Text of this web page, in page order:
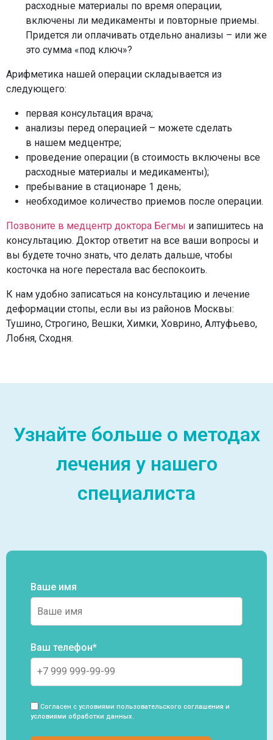
расходные материалы по время операции,
включены ли медикаменты и повторные приемы.
Придется ли оплачивать отдельно анализы – или же
это сумма «под ключ»?
Арифметика нашей операции складывается из
следующего:
первая консультация врача;
анализы перед операцией – можете сделать
в нашем медцентре;
проведение операции (в стоимость включены все
расходные материалы и медикаменты);
пребывание в стационаре 1 день;
необходимое количество приемов после операции.
Позвоните в медцентр доктора Бегмы и запишитесь на
консультацию. Доктор ответит на все ваши вопросы и
вы будете точно знать, что делать дальше, чтобы
косточка на ноге перестала вас беспокоить.
К нам удобно записаться на консультацию и лечение
деформации стопы, если вы из районов Москвы:
Тушино, Строгино, Вешки, Химки, Ховрино, Алтуфьево,
Лобня, Сходня.
Узнайте больше о методах
лечения у нашего
специалиста
Ваше имя
Ваш телефон*
Согласен с условиями пользовательского соглашения и
условиями обработки данных.